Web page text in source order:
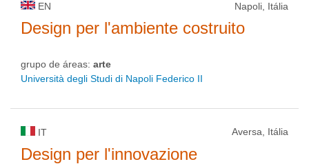
EN Napoli, Itália
Design per l'ambiente costruito
grupo de áreas: arte
Università degli Studi di Napoli Federico II
IT Aversa, Itália
Design per l'innovazione